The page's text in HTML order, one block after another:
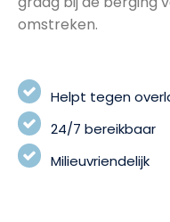
omstreken.
Helpt tegen
24/7 bereikbaar
Milieuvriendelijk